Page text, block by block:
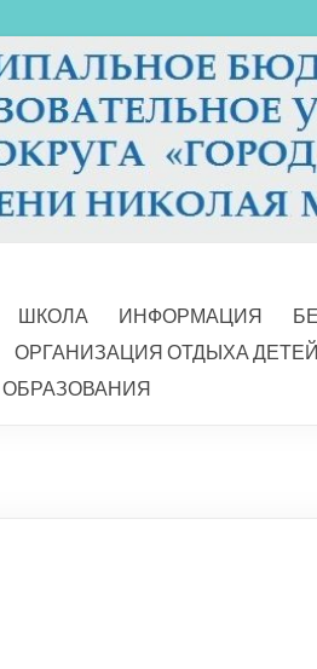
ШКОЛА ИНФОРМАЦИЯ
ОРГАНИЗАЦИЯ ОТДЫХА